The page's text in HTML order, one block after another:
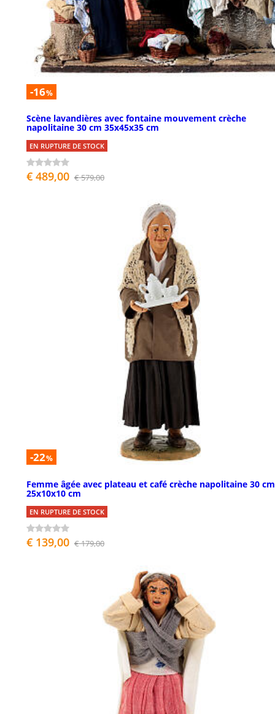
-16%
Scène lavandières avec fontaine mouvement crèche
napolitaine 30 cm 35x45x35 cm
EN RUPTURE DE STOCK
€ 489,00 € 579,00
-22%
Femme âgée avec plateau et café crèche napolitaine 30 cm
25x10x10 cm
EN RUPTURE DE STOCK
€ 139,00 € 179,00